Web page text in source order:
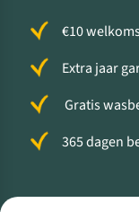
€10
Extra jaar
Gratis
365 dagen